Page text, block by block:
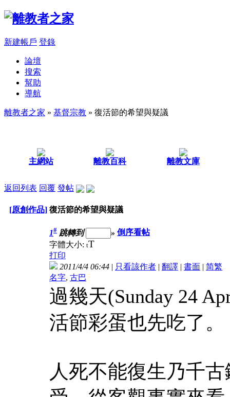
新建帳戶 登錄
論壇
搜索
幫助
導航
離教者之家 » 基督宗教 » 復活節的希望與疑議
主網站 離教百科 離教文庫
返回列表 回覆 發帖
[原創作品] 復活節的希望與疑議
1# 跳轉到 » 倒序看帖
字體大小: tT
打印
2011/4/4 06:44 | 只看該作者 | 翻譯 | 書面 | 简繁
名字, 古巴
過幾天(Sunday 24
活節彩蛋也先吃了。
人死不能復生乃千